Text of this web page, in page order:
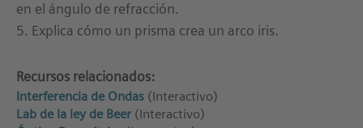
en el ángulo de refracción.
5. Explica cómo un prisma crea un arco iris.
Recursos relacionados:
Interferencia de Ondas (Interactivo)
Lab de la ley de Beer (Interactivo)